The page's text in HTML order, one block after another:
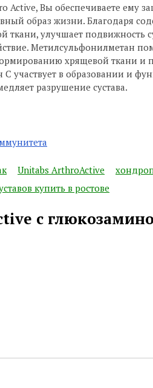
Вы обеспечиваете ему
образ жизни. Благодаря
ткани, улучшает подвижность
Метилсульфонилметан
хрящевой ткани и
участвует в образовании и
разрушение сустава.
Unitabs ArthroActive
купить в ростове
с